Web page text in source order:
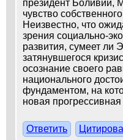
президент Боливии,
чувство
Неизвестно, что
зрения социально-
развития, сумеет ли
затянувшегося
осознание своего
национального
фундаментом, на
новая
Ответить